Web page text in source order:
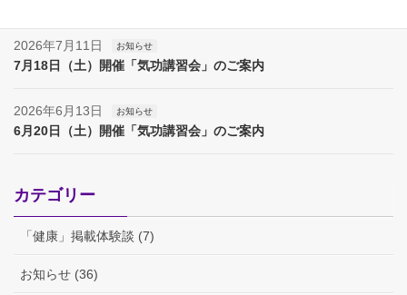
2026年7月11日 お知らせ
7月18日（土）開催「気功講習会」のご案内
2026年6月13日 お知らせ
6月20日（土）開催「気功講習会」のご案内
カテゴリー
「健康」掲載体験談 (7)
お知らせ (36)